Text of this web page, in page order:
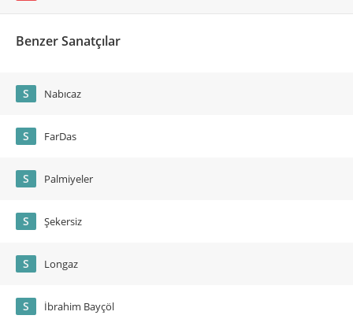
Benzer Sanatçılar
S Nabıcaz
S FarDas
S Palmiyeler
S Şekersiz
S Longaz
S İbrahim Bayçöl